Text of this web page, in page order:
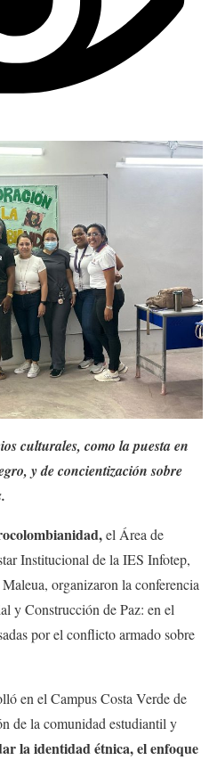
culturales, como la puesta en
y de concientización sobre
el Área de
Institucional de la IES Infotep,
organizaron la conferencia
y Construcción de Paz: en el
por el conflicto armado sobre
en el Campus Costa Verde de
de la comunidad estudiantil y
la identidad étnica, el enfoque